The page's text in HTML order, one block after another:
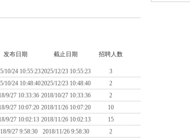
发布日期 截止日期 招聘人数
10/24 10:55:232025/12/23 10:55:23
3
10/24 10:48:402025/12/23 10:48:40
2
9/27 10:33:36 2018/10/27 10:33:36
2
9/27 10:07:20 2018/11/26 10:07:20
10
9/27 10:02:13 2018/11/26 10:02:13
15
9/27 9:58:30 2018/11/26 9:58:30 2